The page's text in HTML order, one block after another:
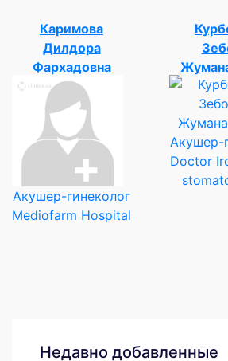
Каримова
Дилдора
Фархадовна
Акушер-гинеколог
Mediofarm Hospital
Акушер-
Doctor
Недавно добавленные